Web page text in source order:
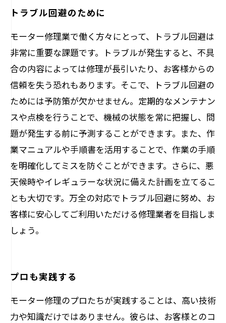
トラブル回避のために
モーター修理業で働く方々にとって、トラブル回避は
非常に重要な課題です。トラブルが発生すると、不具
合の内容によっては修理が長引いたり、お客様からの
信頼を失う恐れもあります。そこで、トラブル回避の
ためには予防策が欠かせません。定期的なメンテナン
スや点検を行うことで、機械の状態を常に把握し、問
題が発生する前に予測することができます。また、作
業マニュアルや手順書を活用することで、作業の手順
を明確化してミスを防ぐことができます。さらに、悪
天候時やイレギュラーな状況に備えた計画を立てるこ
とも大切です。万全の対応でトラブル回避に努め、お
客様に安心してご利用いただける修理業者を目指しま
しょう。
プロも実践する
モーター修理のプロたちが実践することは、高い技術
力や知識だけではありません。彼らは、お客様とのコ